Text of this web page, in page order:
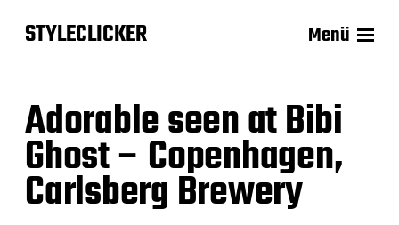
STYLECLICKER Menü
Adorable seen at Bibi
Ghost – Copenhagen,
Carlsberg Brewery